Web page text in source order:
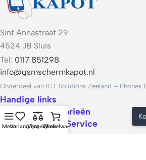
Sint Annastraat 29
4524 JB Sluis
Tel: 0117 851298
info@gsmschermkapot.nl
Onderdeel van ICT Solutions Zeeland – Phones
Handige links
Populaire categorieën
Voorwaarden & Service
MenuVerlanglijstVergelijkenWinkelwagen